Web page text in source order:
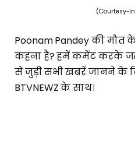
(Courtesy-
Poonam Pandey की
कहना है? हमें कमेंट करके
से जुड़ी सभी खबरें जानने के
BTVNEWZ के साथ।